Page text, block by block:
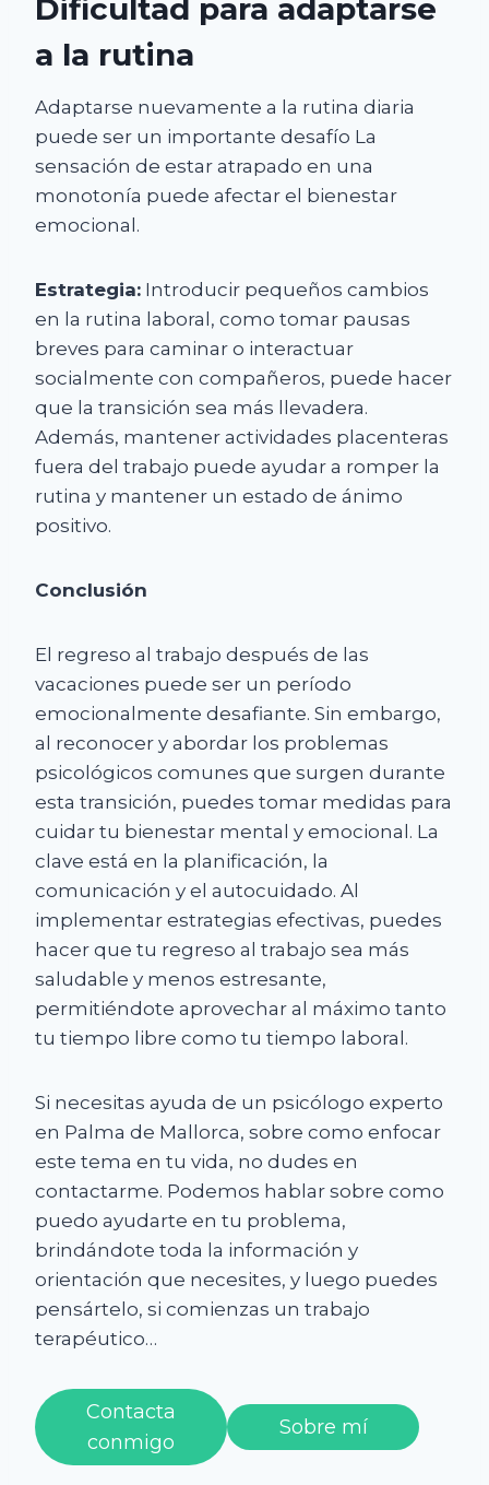
Dificultad para adaptarse
a la rutina
Adaptarse nuevamente a la rutina diaria
puede ser un importante desafío La
sensación de estar atrapado en una
monotonía puede afectar el bienestar
emocional.
Estrategia: Introducir pequeños cambios
en la rutina laboral, como tomar pausas
breves para caminar o interactuar
socialmente con compañeros, puede hacer
que la transición sea más llevadera.
Además, mantener actividades placenteras
fuera del trabajo puede ayudar a romper la
rutina y mantener un estado de ánimo
positivo.
Conclusión
El regreso al trabajo después de las
vacaciones puede ser un período
emocionalmente desafiante. Sin embargo,
al reconocer y abordar los problemas
psicológicos comunes que surgen durante
esta transición, puedes tomar medidas para
cuidar tu bienestar mental y emocional. La
clave está en la planificación, la
comunicación y el autocuidado. Al
implementar estrategias efectivas, puedes
hacer que tu regreso al trabajo sea más
saludable y menos estresante,
permitiéndote aprovechar al máximo tanto
tu tiempo libre como tu tiempo laboral.
Si necesitas ayuda de un psicólogo experto
en Palma de Mallorca, sobre como enfocar
este tema en tu vida, no dudes en
contactarme. Podemos hablar sobre como
puedo ayudarte en tu problema,
brindándote toda la información y
orientación que necesites, y luego puedes
pensártelo, si comienzas un trabajo
terapéutico…
Contacta
conmigo
Sobre mí